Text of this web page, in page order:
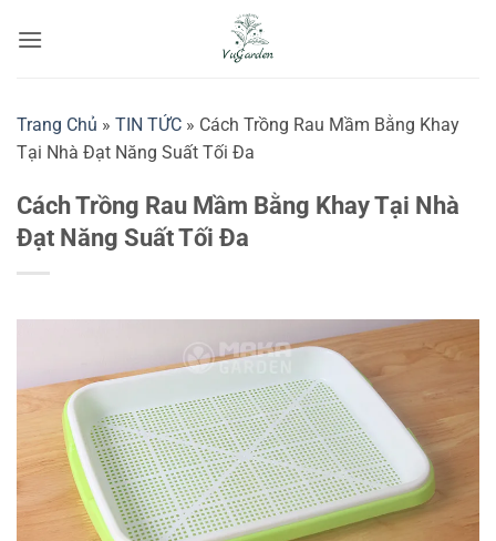
qua
Trang Chủ » TIN TỨC » Cách Trồng Rau Mầm Bằng Khay
Tại Nhà Đạt Năng Suất Tối Đa
Cách Trồng Rau Mầm Bằng Khay Tại Nhà
Đạt Năng Suất Tối Đa